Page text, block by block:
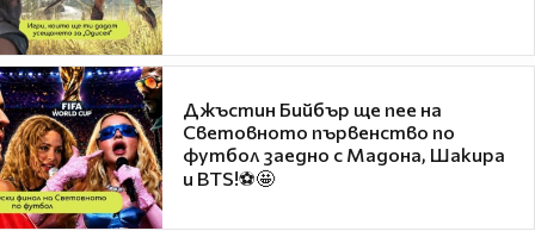
Джъстин Бийбър ще пее на
Световното първенство по
футбол заедно с Мадона, Шакира
и BTS!⚽🤩